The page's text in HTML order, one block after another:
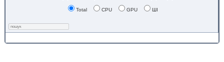
Total CPU GPU ШІ